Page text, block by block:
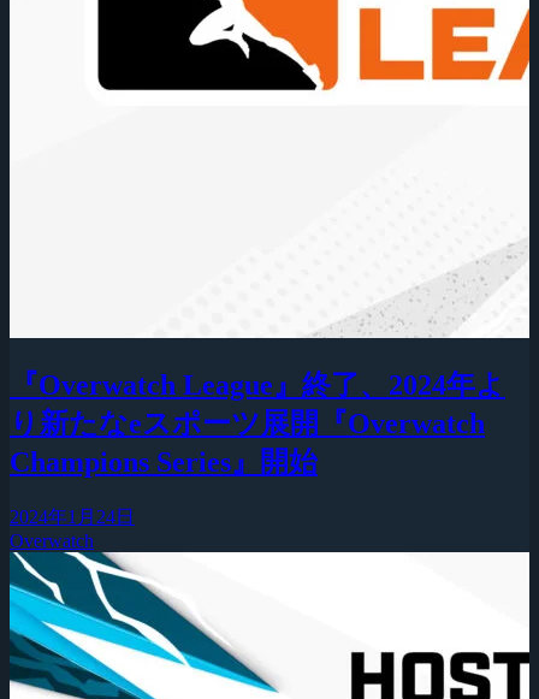
『Overwatch League』終了、2024年よ
り新たなeスポーツ展開『Overwatch
Champions Series』開始
2024年1月24日
Overwatch